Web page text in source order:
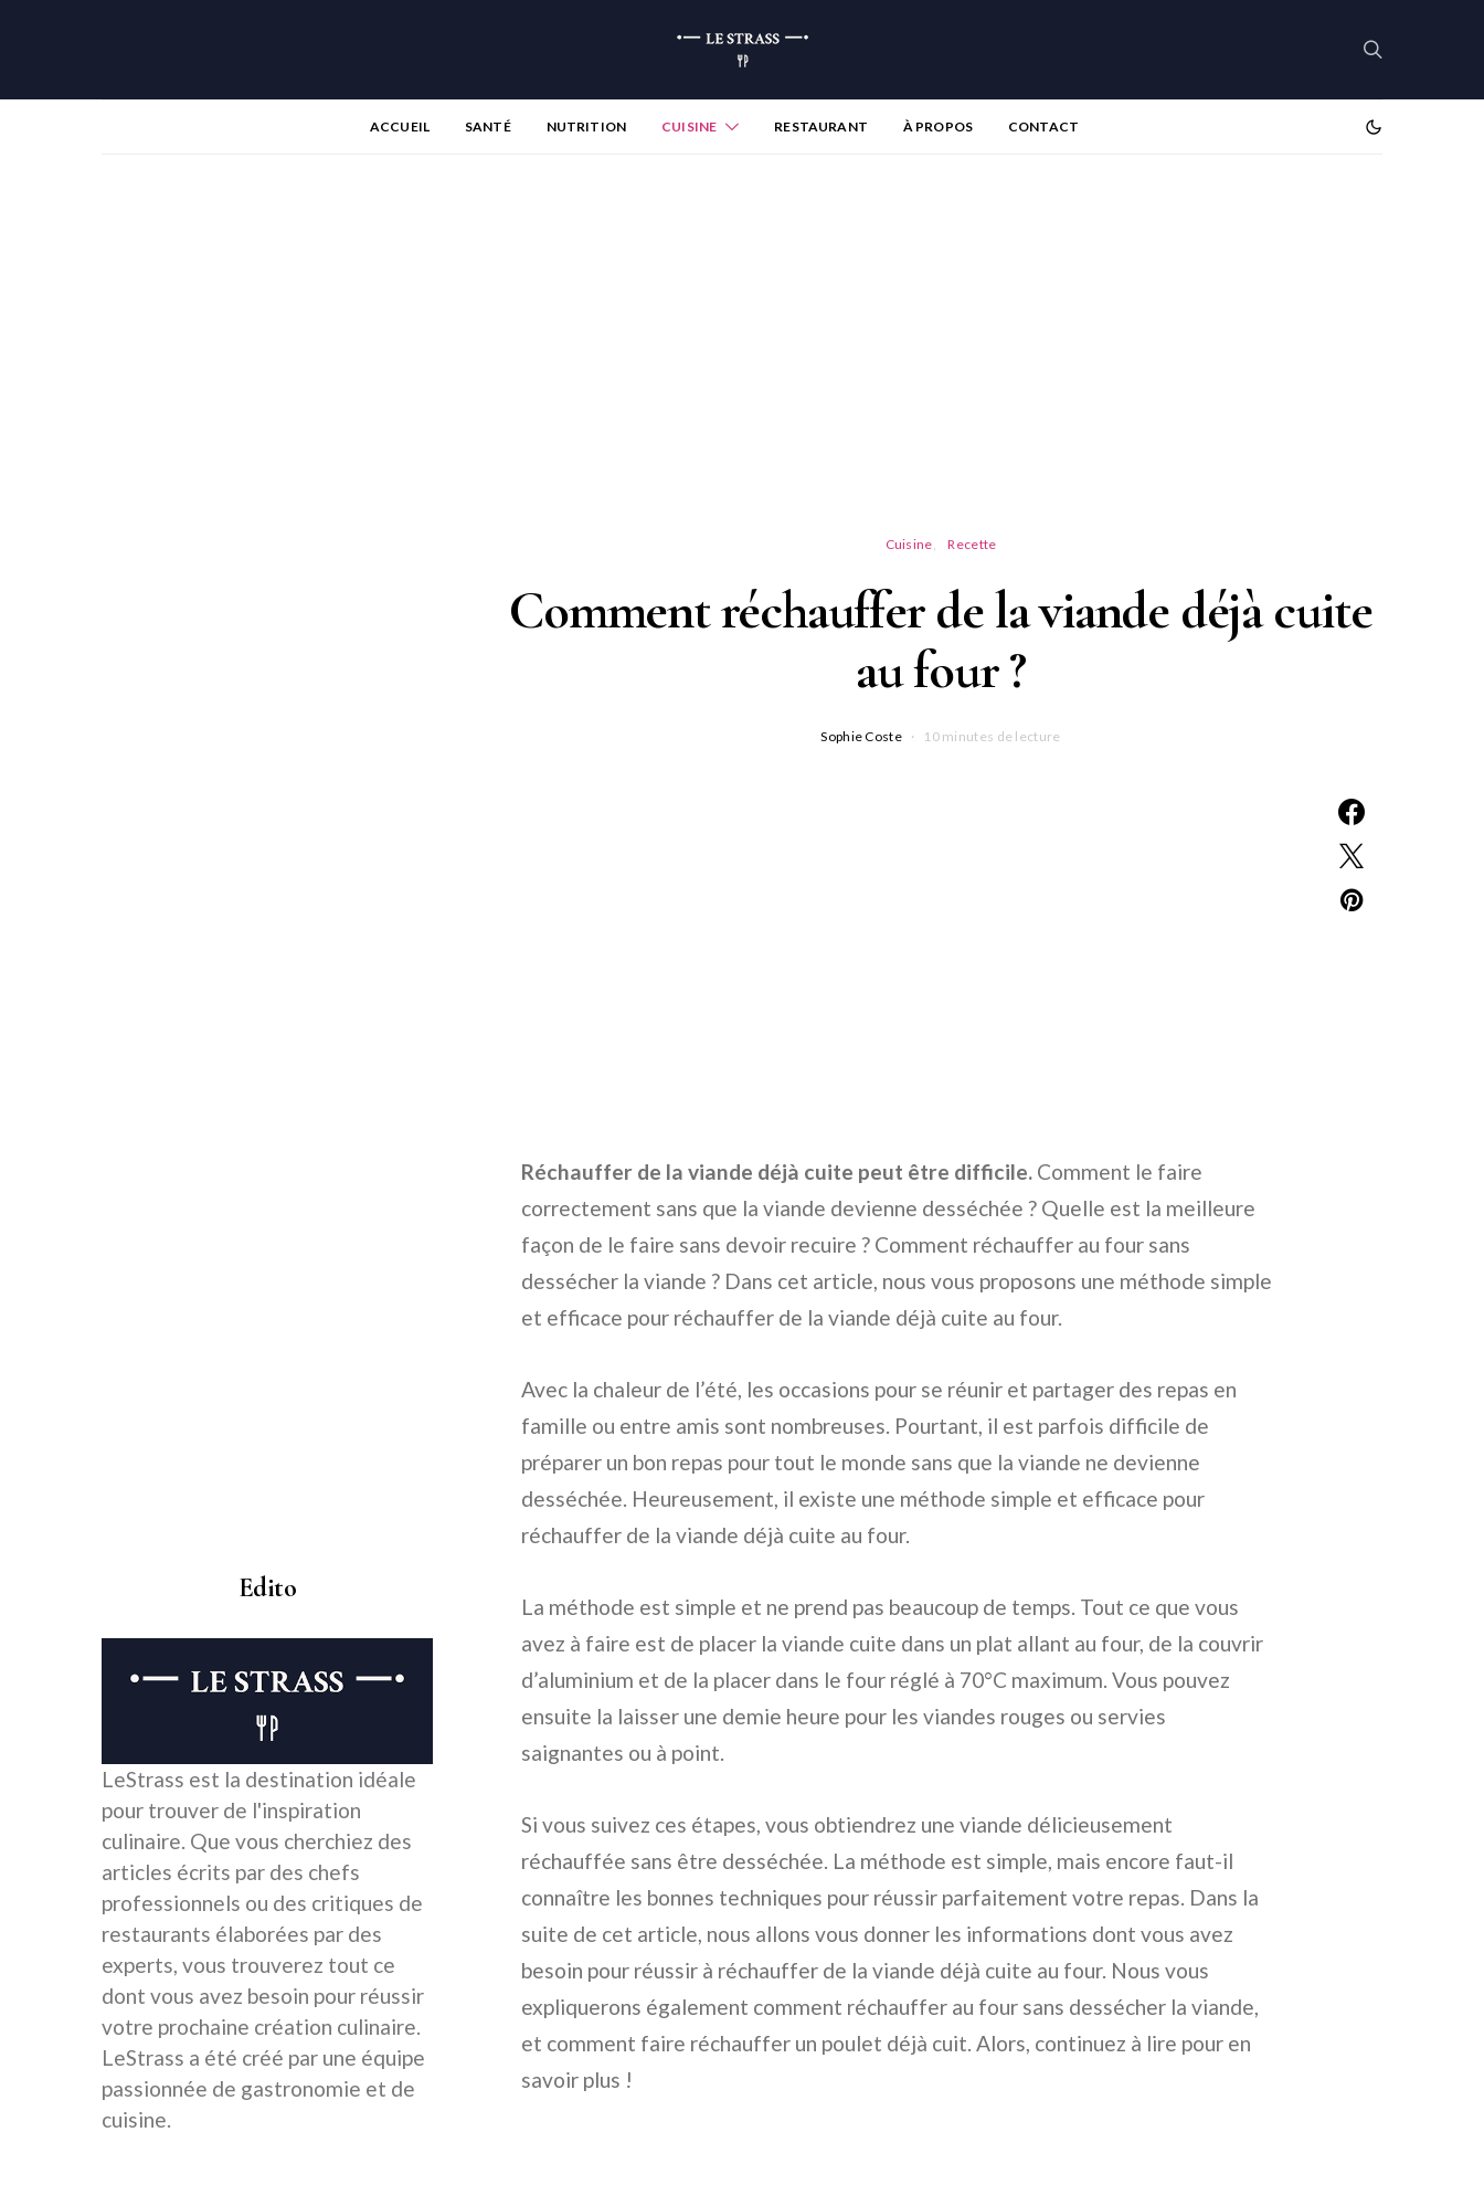
ACCUEIL SANTÉ NUTRITION CUISINE RESTAURANT À PROPOS CONTACT
Cuisine Recette
Comment réchauffer de la viande déjà cuite
au four ?
Sophie Coste 10 minutes de lecture
Réchauffer de la viande déjà cuite peut être difficile. Comment le faire
correctement sans que la viande devienne desséchée ? Quelle est la meilleure
façon de le faire sans devoir recuire ? Comment réchauffer au four sans
dessécher la viande ? Dans cet article, nous vous proposons une méthode simple
et efficace pour réchauffer de la viande déjà cuite au four.
Avec la chaleur de l’été, les occasions pour se réunir et partager des repas en
famille ou entre amis sont nombreuses. Pourtant, il est parfois difficile de
préparer un bon repas pour tout le monde sans que la viande ne devienne
desséchée. Heureusement, il existe une méthode simple et efficace pour
réchauffer de la viande déjà cuite au four.
La méthode est simple et ne prend pas beaucoup de temps. Tout ce que vous
avez à faire est de placer la viande cuite dans un plat allant au four, de la couvrir
d’aluminium et de la placer dans le four réglé à 70°C maximum. Vous pouvez
ensuite la laisser une demie heure pour les viandes rouges ou servies
saignantes ou à point.
Si vous suivez ces étapes, vous obtiendrez une viande délicieusement
réchauffée sans être desséchée. La méthode est simple, mais encore faut-il
connaître les bonnes techniques pour réussir parfaitement votre repas. Dans la
suite de cet article, nous allons vous donner les informations dont vous avez
besoin pour réussir à réchauffer de la viande déjà cuite au four. Nous vous
expliquerons également comment réchauffer au four sans dessécher la viande,
et comment faire réchauffer un poulet déjà cuit. Alors, continuez à lire pour en
savoir plus !
Edito
LeStrass est la destination idéale
pour trouver de l'inspiration
culinaire. Que vous cherchiez des
articles écrits par des chefs
professionnels ou des critiques de
restaurants élaborées par des
experts, vous trouverez tout ce
dont vous avez besoin pour réussir
votre prochaine création culinaire.
LeStrass a été créé par une équipe
passionnée de gastronomie et de
cuisine.